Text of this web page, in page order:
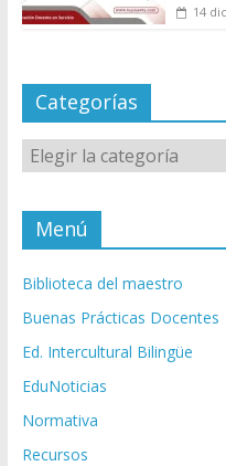
14
Categorías
Categorías
Menú
Biblioteca del maestro
Buenas Prácticas Docentes
Ed. Intercultural Bilingüe
EduNoticias
Normativa
Recursos